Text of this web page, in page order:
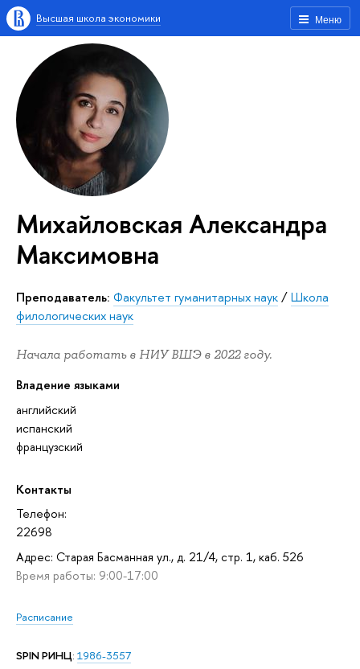
Меню
Высшая школа экономики
Михайловская Александра
Максимовна
Преподаватель: Факультет гуманитарных наук/Школа
филологических наук
Начала работать в НИУ ВШЭ в 2022 году.
Владение языками
английский
испанский
французский
Контакты
Телефон:
22698
Адрес: Старая Басманная ул., д. 21/4, стр. 1, каб. 526
Время работы: 9:00-17:00
Расписание
SPIN РИНЦ: 1986-3557